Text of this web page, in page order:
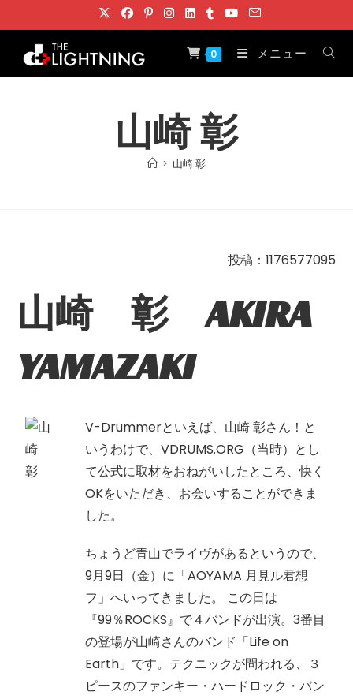
ン
0 メニュー
山崎 彰
> 山崎 彰
投稿：1176577095
山崎 彰 AKIRA
YAMAZAKI
V-Drummerといえば、山崎 彰さん！と
いうわけで、VDRUMS.ORG（当時）とし
て公式に取材をおねがいしたところ、快く
OKをいただき、お会いすることができま
した。
ちょうど青山でライヴがあるというので、
9月9日（金）に「AOYAMA 月見ル君想
フ」へいってきました。 この日は
『99％ROCKS』で４バンドが出演。3番目
の登場が山崎さんのバンド「Life on
Earth」です。テクニックが問われる、３
ピースのファンキー・ハードロック・バン